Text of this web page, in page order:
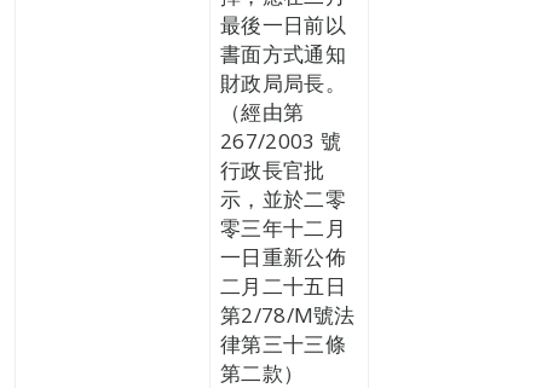
最後一日前以
書面方式通知
財政局局長。
（經由第
267/2003 號
行政長官批
示，並於二零
零三年十二月
一日重新公佈
二月二十五日
第2/78/M號法
律第三十三條
第二款）